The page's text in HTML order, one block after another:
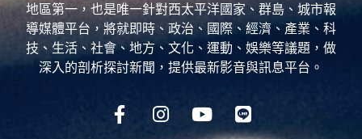
地區第一，也是唯一針對西太平洋國家、群島、城市報
導媒體平台，將就即時、政治、國際、經濟、產業、科
技、生活、社會、地方、文化、運動、娛樂等議題，做
深入的剖析探討新聞，提供最新影音與訊息平台。